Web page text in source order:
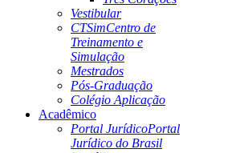
Vestibular
CTSimCentro de
Treinamento e
Simulação
Mestrados
Pós-Graduação
Colégio Aplicação
Acadêmico
Portal JurídicoPortal
Jurídico do Brasil